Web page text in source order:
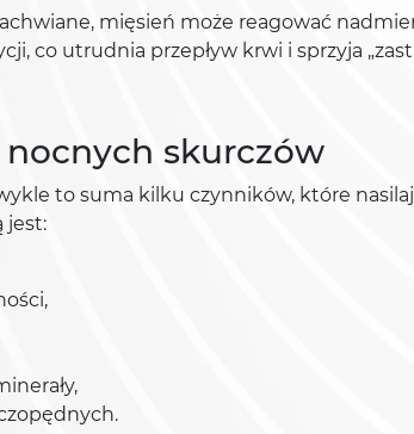
mięsień może reagować
co utrudnia przepływ krwi i sprzyja
nocnych skurczów
to suma kilku czynników, które
jest: